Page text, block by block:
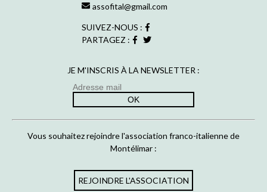
assofital@gmail.com
SUIVEZ-NOUS :
PARTAGEZ :
JE M'INSCRIS À LA NEWSLETTER :
Vous souhaitez rejoindre l'association franco-italienne de
Montélimar :
REJOINDRE L'ASSOCIATION